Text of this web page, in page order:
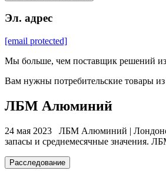
Эл. адрес
[email protected]
Мы больше, чем поставщик решений
Вам нужны потребительские товары
ЛБМ Алюминий
24 мая 2023 ЛБМ Алюминий |
запасы и среднемесячные значения.
Расследование